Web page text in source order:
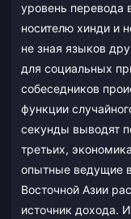
уровень перевода
носителю хинди и
не зная языков
для социальных
собеседников
функции
секунды выводят
третьих,
опытные ведущие
Восточной Азии
источник дохода.